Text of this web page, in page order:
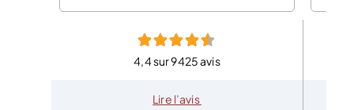
4,4 sur 9425 avis
Lire l’avis